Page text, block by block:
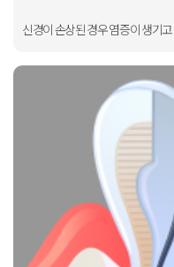
신경이 손상된 경우염증이 생기고